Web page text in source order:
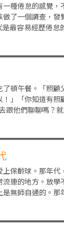
種倦怠的感覺，
了一個調查，發
最容易經歷倦怠
頓午餐。「照顧
！」「你知道有
跟他們聊聊嗎？
保齡球。那年代
連的地方。放學
無師自通的。那